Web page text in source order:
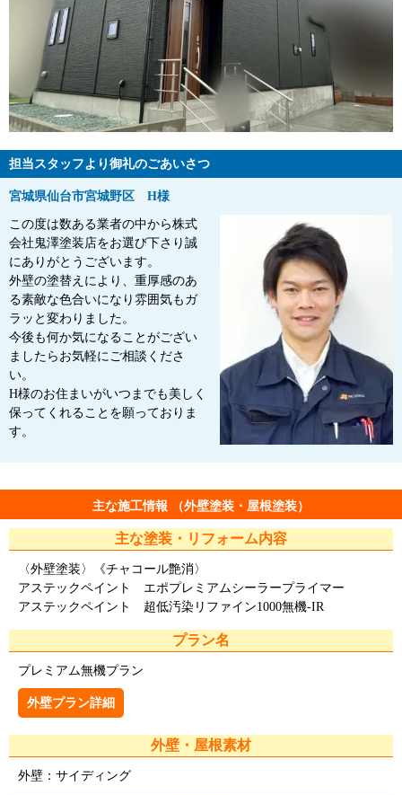
担当スタッフより御礼のごあいさつ
宮城県仙台市宮城野区 H様
この度は数ある業者の中から株式
会社鬼澤塗装店をお選び下さり誠
にありがとうございます。
外壁の塗替えにより、重厚感のあ
る素敵な色合いになり雰囲気もガ
ラッと変わりました。
今後も何か気になることがござい
ましたらお気軽にご相談くださ
い。
H様のお住まいがいつまでも美しく
保ってくれることを願っておりま
す。
主な施工情報 （外壁塗装・屋根塗装）
主な塗装・リフォーム内容
〈外壁塗装〉《チャコール艶消〉
アステックペイント エポプレミアムシーラープライマー
アステックペイント 超低汚染リファイン1000無機-IR
プラン名
プレミアム無機プラン
外壁プラン詳細
外壁・屋根素材
外壁：サイディング